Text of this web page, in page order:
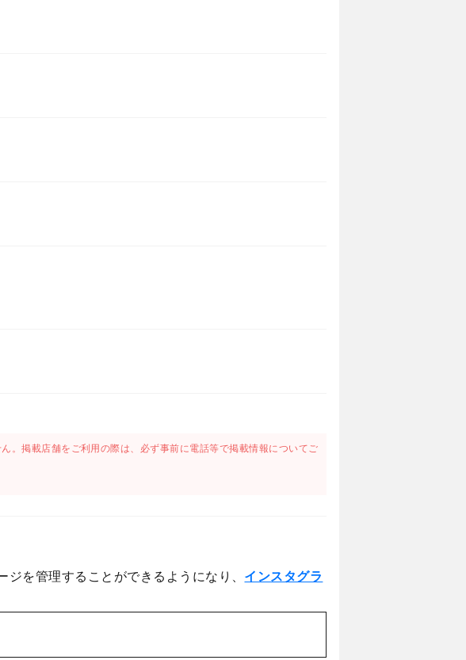
。掲載店舗をご利用の際は、必ず事前に電話等で掲載情報についてご
を管理することができるようになり、 インスタグラ